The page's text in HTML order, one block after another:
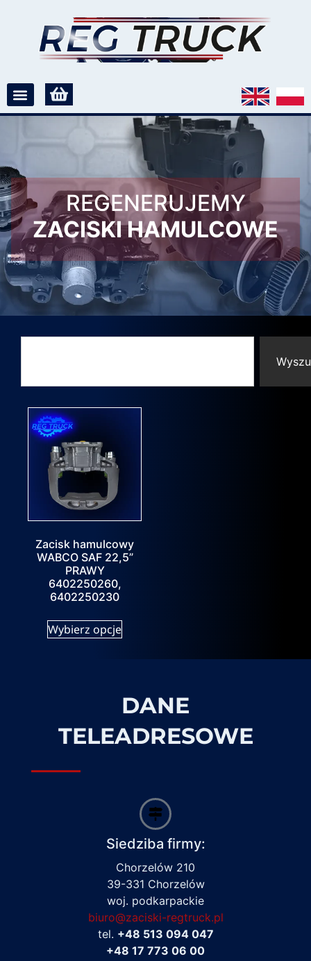
REGENERUJEMY
ZACISKI HAMULCOWE
Zacisk hamulcowy
WABCO SAF 22,5”
PRAWY
6402250260,
6402250230
Wybierz opcje
DANE
TELEADRESOWE
Siedziba firmy:
Chorzelów 210
39-331 Chorzelów
woj. podkarpackie
biuro@zaciski-regtruck.pl
tel. +48 513 094 047
+48 17 773 06 00